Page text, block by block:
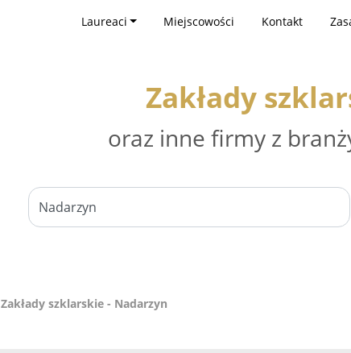
Laureaci Miejscowości Kontakt
Zakłady
oraz inne firmy z
Zakłady szklarskie - Nadarzyn